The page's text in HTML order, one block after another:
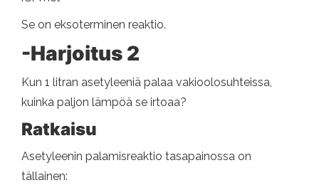
Se on eksoterminen reaktio.
-Harjoitus 2
Kun 1 litran asetyleeniä palaa vakioolosuhteissa,
kuinka paljon lämpöä se irtoaa?
Ratkaisu
Asetyleenin palamisreaktio tasapainossa on
tällainen: